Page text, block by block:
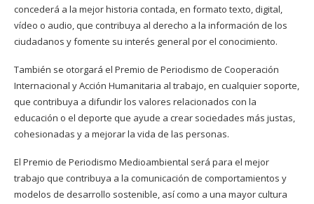
concederá a la mejor historia contada, en formato texto, digital,
vídeo o audio, que contribuya al derecho a la información de los
ciudadanos y fomente su interés general por el conocimiento.
También se otorgará el Premio de Periodismo de Cooperación
Internacional y Acción Humanitaria al trabajo, en cualquier soporte,
que contribuya a difundir los valores relacionados con la
educación o el deporte que ayude a crear sociedades más justas,
cohesionadas y a mejorar la vida de las personas.
El Premio de Periodismo Medioambiental será para el mejor
trabajo que contribuya a la comunicación de comportamientos y
modelos de desarrollo sostenible, así como a una mayor cultura